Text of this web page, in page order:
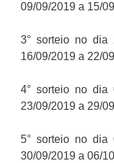
09/09/2019 a 15/
3° sorteio no dia
16/09/2019 a 22/
4° sorteio no dia
23/09/2019 a 29/
5° sorteio no dia
30/09/2019 a 06/